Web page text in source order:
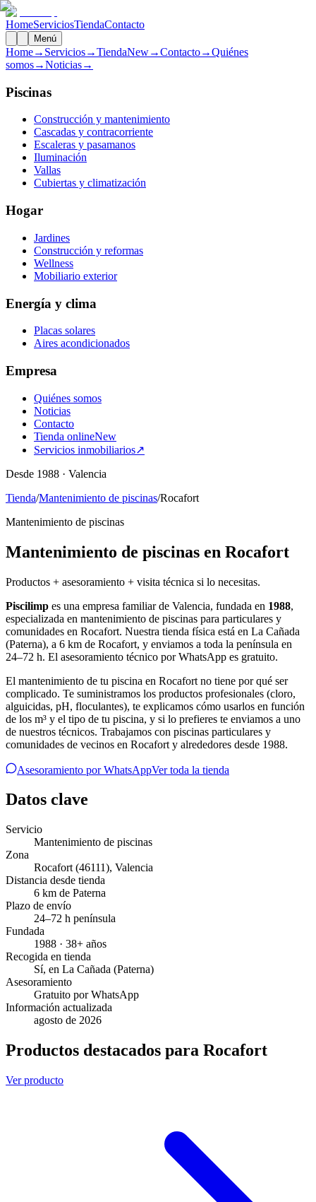
HomeServiciosTiendaContacto
Menú
Home→ Servicios→TiendaNew→Contacto→Quiénes
somos→Noticias→
Piscinas
Construcción y mantenimiento
Cascadas y contracorriente
Escaleras y pasamanos
Iluminación
Vallas
Cubiertas y climatización
Hogar
Jardines
Construcción y reformas
Wellness
Mobiliario exterior
Energía y clima
Placas solares
Aires acondicionados
Empresa
Quiénes somos
Noticias
Contacto
Tienda onlineNew
Servicios inmobiliarios↗
Desde 1988 · Valencia
Tienda/Mantenimiento de piscinas/Rocafort
Mantenimiento de piscinas
Mantenimiento de piscinas en Rocafort
Productos + asesoramiento + visita técnica si lo necesitas.
Piscilimp es una empresa familiar de Valencia, fundada en 1988,
especializada en mantenimiento de piscinas para particulares y
comunidades en Rocafort. Nuestra tienda física está en La Cañada
(Paterna), a 6 km de Rocafort, y enviamos a toda la península en
24–72 h. El asesoramiento técnico por WhatsApp es gratuito.
El mantenimiento de tu piscina en Rocafort no tiene por qué ser
complicado. Te suministramos los productos profesionales (cloro,
alguicidas, pH, floculantes), te explicamos cómo usarlos en función
de los m³ y el tipo de tu piscina, y si lo prefieres te enviamos a uno
de nuestros técnicos. Trabajamos con piscinas particulares y
comunidades de vecinos en Rocafort y alrededores desde 1988.
Asesoramiento por WhatsAppVer toda la tienda
Datos clave
Servicio
Mantenimiento de piscinas
Zona
Rocafort (46111), Valencia
Distancia desde tienda
6 km de Paterna
Plazo de envío
24–72 h península
Fundada
1988 · 38+ años
Recogida en tienda
Sí, en La Cañada (Paterna)
Asesoramiento
Gratuito por WhatsApp
Información actualizada
agosto de 2026
Productos destacados para Rocafort
Ver producto